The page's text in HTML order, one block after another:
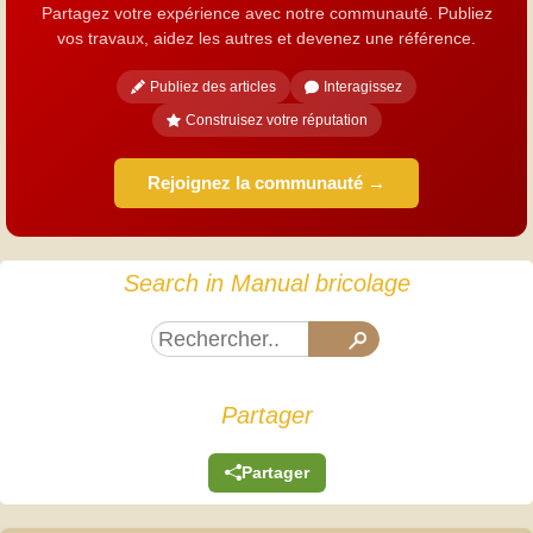
Partagez votre expérience avec notre communauté. Publiez
vos travaux, aidez les autres et devenez une référence.
Publiez des articles
Interagissez
Construisez votre réputation
Rejoignez la communauté →
Search in Manual bricolage
Partager
Partager